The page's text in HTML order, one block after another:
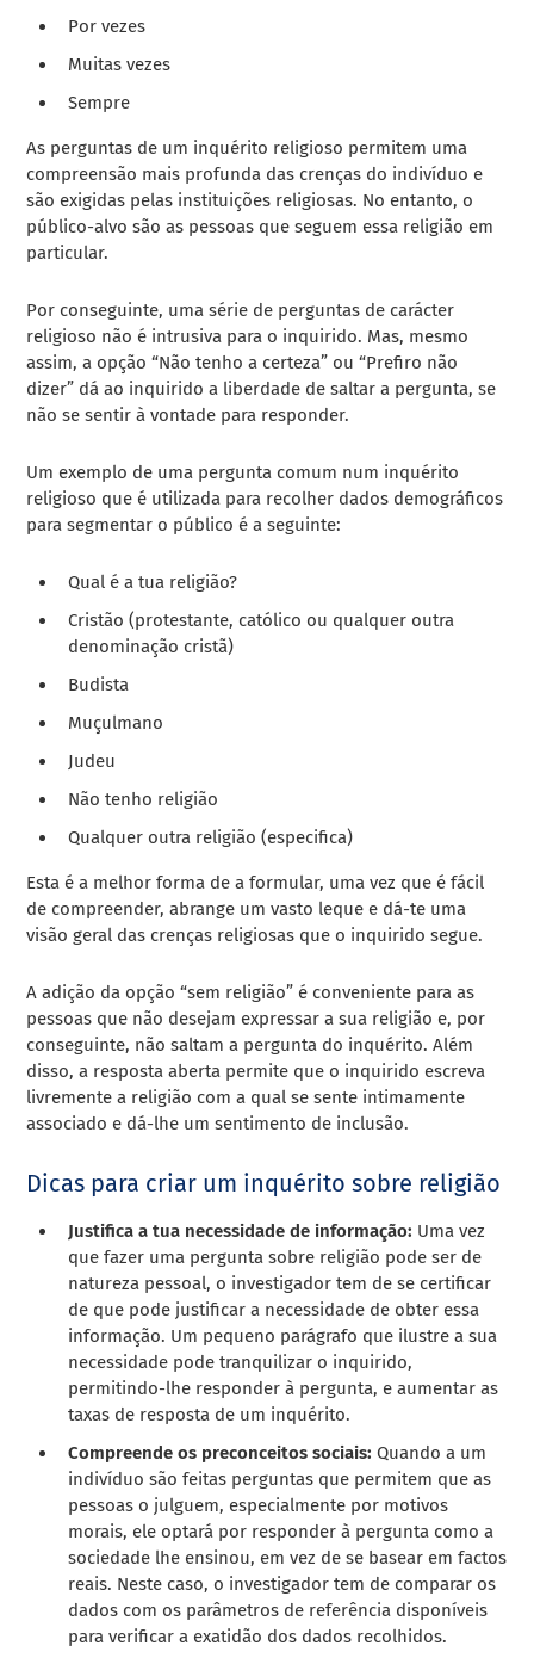
Por vezes
Muitas vezes
Sempre
As perguntas de um inquérito religioso permitem uma
compreensão mais profunda das crenças do indivíduo e
são exigidas pelas instituições religiosas. No entanto, o
público-alvo são as pessoas que seguem essa religião em
particular.
Por conseguinte, uma série de perguntas de carácter
religioso não é intrusiva para o inquirido. Mas, mesmo
assim, a opção “Não tenho a certeza” ou “Prefiro não
dizer” dá ao inquirido a liberdade de saltar a pergunta, se
não se sentir à vontade para responder.
Um exemplo de uma pergunta comum num inquérito
religioso que é utilizada para recolher dados demográficos
para segmentar o público é a seguinte:
Qual é a tua religião?
Cristão (protestante, católico ou qualquer outra
denominação cristã)
Budista
Muçulmano
Judeu
Não tenho religião
Qualquer outra religião (especifica)
Esta é a melhor forma de a formular, uma vez que é fácil
de compreender, abrange um vasto leque e dá-te uma
visão geral das crenças religiosas que o inquirido segue.
A adição da opção “sem religião” é conveniente para as
pessoas que não desejam expressar a sua religião e, por
conseguinte, não saltam a pergunta do inquérito. Além
disso, a resposta aberta permite que o inquirido escreva
livremente a religião com a qual se sente intimamente
associado e dá-lhe um sentimento de inclusão.
Dicas para criar um inquérito sobre religião
Justifica a tua necessidade de informação: Uma vez
que fazer uma pergunta sobre religião pode ser de
natureza pessoal, o investigador tem de se certificar
de que pode justificar a necessidade de obter essa
informação. Um pequeno parágrafo que ilustre a sua
necessidade pode tranquilizar o inquirido,
permitindo-lhe responder à pergunta, eaumentar as
taxas de resposta de um inquérito.
Compreende os preconceitos sociais: Quando a um
indivíduo são feitas perguntas que permitem que as
pessoas o julguem, especialmente por motivos
morais, ele optará por responder à pergunta como a
sociedade lhe ensinou, em vez de se basear em factos
reais. Neste caso, o investigador tem de comparar os
dados com os parâmetros de referência disponíveis
para verificar a exatidão dos dados recolhidos.